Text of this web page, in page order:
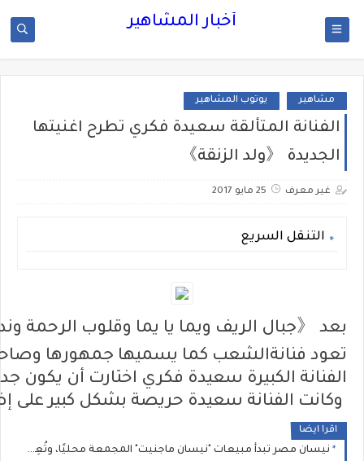
أخبار المشاهير
مشاهير يوتوب المشاهير
الفنانة المتألقة سعيدة فكري تطرح اغنيتها
الجديدة 《ولد الزنقة》
غير معرف 25 مايو 2017
التنقل السريع
بعد 《جبال الريف ويما يا يما وقلوب الرحمة
تعود فنانةالشعب كما يسميها جمهورها
الفنانة الكبيرة سعيدة فكري اختارت أن يكون
وكانت الفنانة سعيدة حريصة بشكل كبير على
اقرا ايضا
نيسان مصر تبدأ مبيعات "نيسان ماجنيت" المجمعة محليًا، وتُعِيد تعريف فئة السيارات الرياضية المدمجة متعددة الاستخدامات